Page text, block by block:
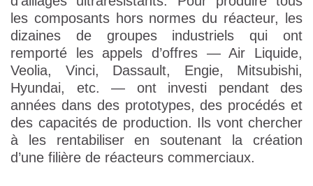
les composants hors normes du réacteur, les
dizaines de groupes industriels qui ont
remporté les appels d’offres — Air Liquide,
Veolia, Vinci, Dassault, Engie, Mitsubishi,
Hyundai, etc. — ont investi pendant des
années dans des prototypes, des procédés et
des capacités de production. Ils vont chercher
à les rentabiliser en soutenant la création
d’une filière de réacteurs commerciaux.